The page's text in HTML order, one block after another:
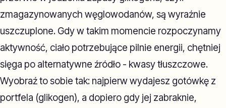
zmagazynowanych węglowodanów, są wyraźnie
uszczuplone. Gdy w takim momencie rozpoczynamy
aktywność, ciało potrzebujące pilnie energii, chętniej
sięga po alternatywne źródło - kwasy tłuszczowe.
Wyobraź to sobie tak: najpierw wydajesz gotówkę z
portfela (glikogen), a dopiero gdy jej zabraknie,